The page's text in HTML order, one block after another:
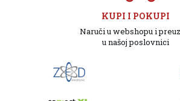
KUPI I POKUPI
Naruči u webshopu i
u našoj poslovnici